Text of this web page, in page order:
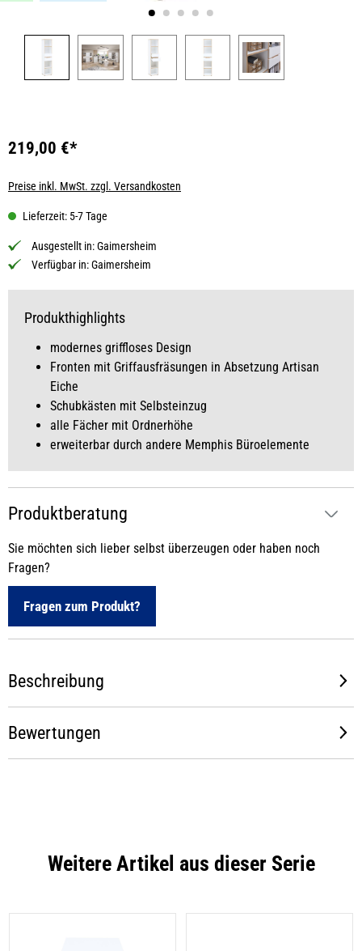
Produkthighlights
modernes griffloses Design
Fronten mit Griffausfräsungen in Absetzung Artisan
Eiche
Schubkästen mit Selbsteinzug
alle Fächer mit Ordnerhöhe
erweiterbar durch andere Memphis Büroelemente
219,00 €*
Preise inkl. MwSt. zzgl. Versandkosten
Lieferzeit: 5-7 Tage
Ausgestellt in:Gaimersheim
Verfügbar in:Gaimersheim
Produktberatung
Sie möchten sich lieber selbst überzeugen oder haben noch
Fragen?
Fragen zum Produkt?
Beschreibung
Bewertungen
Weitere Artikel aus dieser Serie